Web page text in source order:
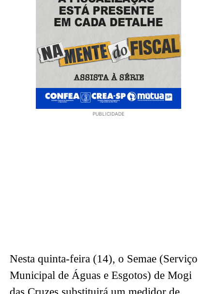
PUBLICIDADE
Nesta quinta-feira (14), o Semae (Serviço
Municipal de Águas e Esgotos) de Mogi